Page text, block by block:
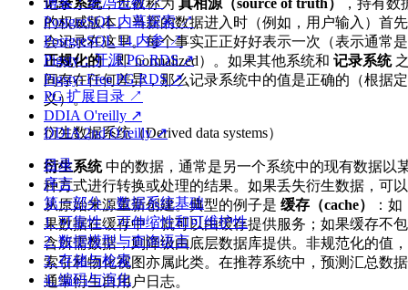
PostgreSQL 内幕探索 ↗
PostgreSQL 14 内参 ↗
Pigsty：开源 PG RDS ↗
Pigsty: Free PG RDS ↗
PG 扩展目录 ↗
DDIA O'reilly ↗
DDIA 2nd O'reilly ↗
目录
序言
第一部分：数据系统基础
1. 可靠性、可伸缩性和可维护性
2. 数据模型与查询语言
3. 存储与检索
4. 编码与演化
的权威版本。当新的数据进入时（例如，用户输入）首先
会记录在这里。每个事实正正好好表示一次（表示通常是
正规化的，即 normalized）。如果其他系统和 记录系统
间存在任何差异，那么记录系统中的值是正确的（根据定
义）。
衍生数据系统（Derived data systems）
衍生系统中的数据，通常是另一个系统中的现有数据以
种方式进行转换或处理的结果。如果丢失衍生数据，可以
从原始来源重新创建。典型的例子是 缓存（cache）
：如
果数据在缓存中，就可以由缓存提供服务；如果缓存不包
含所需数据，则降级由底层数据库提供。非规范化的值，
索引和物化视图亦属此类。在推荐系统中，预测汇总数据
通常衍生自用户日志。